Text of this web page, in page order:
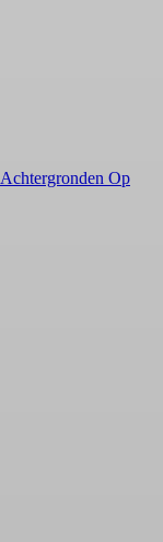
Achtergronden Op